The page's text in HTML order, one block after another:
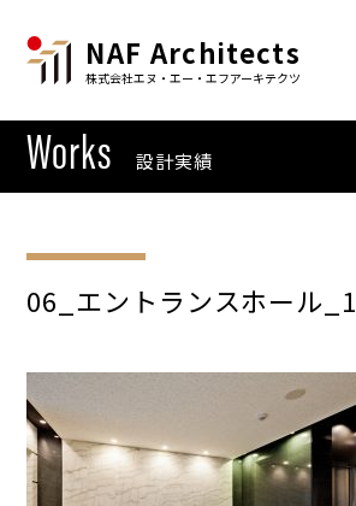
NAF Architects
株式会社エヌ・エー・エフアーキテクツ
Works 設計実績
06_エントランスホール_1